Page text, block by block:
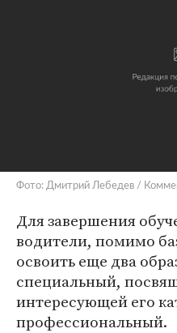
Фото: Дмитрий Лебедев /
Для завершения
водители, помимо
освоить еще два
специальный,
интересующей его
профессиональный.